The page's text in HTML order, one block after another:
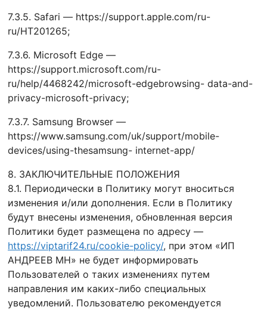
7.3.5. Safari — https://support.apple.com/ru-
ru/HT201265;
7.3.6. Microsoft Edge —
https://support.microsoft.com/ru-
ru/help/4468242/microsoft-edgebrowsing- data-and-
privacy-microsoft-privacy;
7.3.7. Samsung Browser —
https://www.samsung.com/uk/support/mobile-
devices/using-thesamsung- internet-app/
8. ЗАКЛЮЧИТЕЛЬНЫЕ ПОЛОЖЕНИЯ
8.1. Периодически в Политику могут вноситься
изменения и/или дополнения. Если в Политику
будут внесены изменения, обновленная версия
Политики будет размещена по адресу —
https://viptarif24.ru/cookie-policy/, при этом «ИП
АНДРЕЕВ МН» не будет информировать
Пользователей о таких изменениях путем
направления им каких-либо специальных
уведомлений. Пользователю рекомендуется